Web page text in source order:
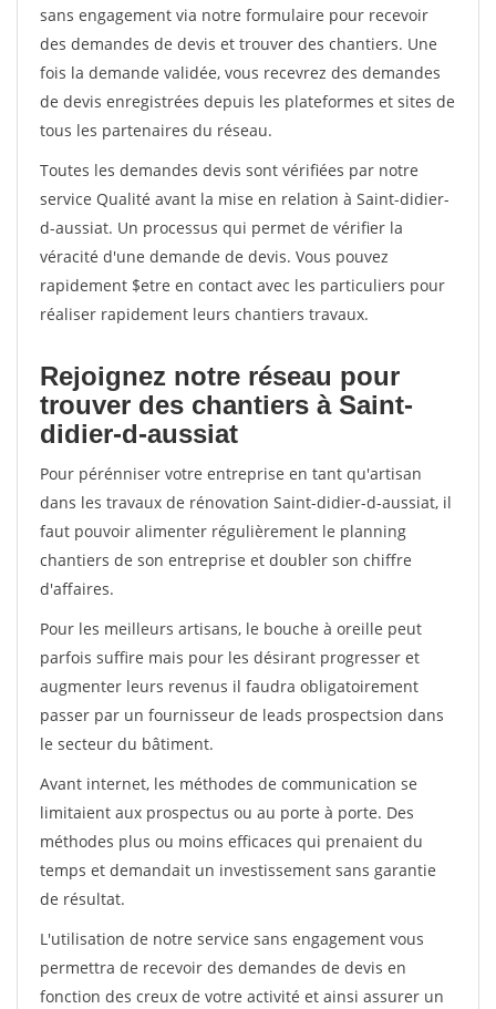
sans engagement via notre formulaire pour recevoir
des demandes de devis et trouver des chantiers. Une
fois la demande validée, vous recevrez des demandes
de devis enregistrées depuis les plateformes et sites de
tous les partenaires du réseau.
Toutes les demandes devis sont vérifiées par notre
service Qualité avant la mise en relation à Saint-didier-
d-aussiat. Un processus qui permet de vérifier la
véracité d'une demande de devis. Vous pouvez
rapidement $etre en contact avec les particuliers pour
réaliser rapidement leurs chantiers travaux.
Rejoignez notre réseau pour
trouver des chantiers à Saint-
didier-d-aussiat
Pour pérénniser votre entreprise en tant qu'artisan
dans les travaux de rénovation Saint-didier-d-aussiat, il
faut pouvoir alimenter régulièrement le planning
chantiers de son entreprise et doubler son chiffre
d'affaires.
Pour les meilleurs artisans, le bouche à oreille peut
parfois suffire mais pour les désirant progresser et
augmenter leurs revenus il faudra obligatoirement
passer par un fournisseur de leads prospectsion dans
le secteur du bâtiment.
Avant internet, les méthodes de communication se
limitaient aux prospectus ou au porte à porte. Des
méthodes plus ou moins efficaces qui prenaient du
temps et demandait un investissement sans garantie
de résultat.
L'utilisation de notre service sans engagement vous
permettra de recevoir des demandes de devis en
fonction des creux de votre activité et ainsi assurer un